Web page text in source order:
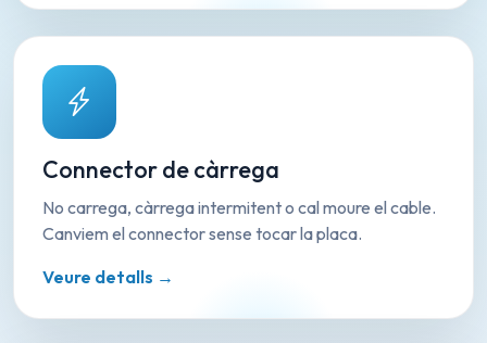
Connector de càrrega
No carrega, càrrega intermitent o cal moure el cable.
Canviem el connector sense tocar la placa.
Veure detalls →